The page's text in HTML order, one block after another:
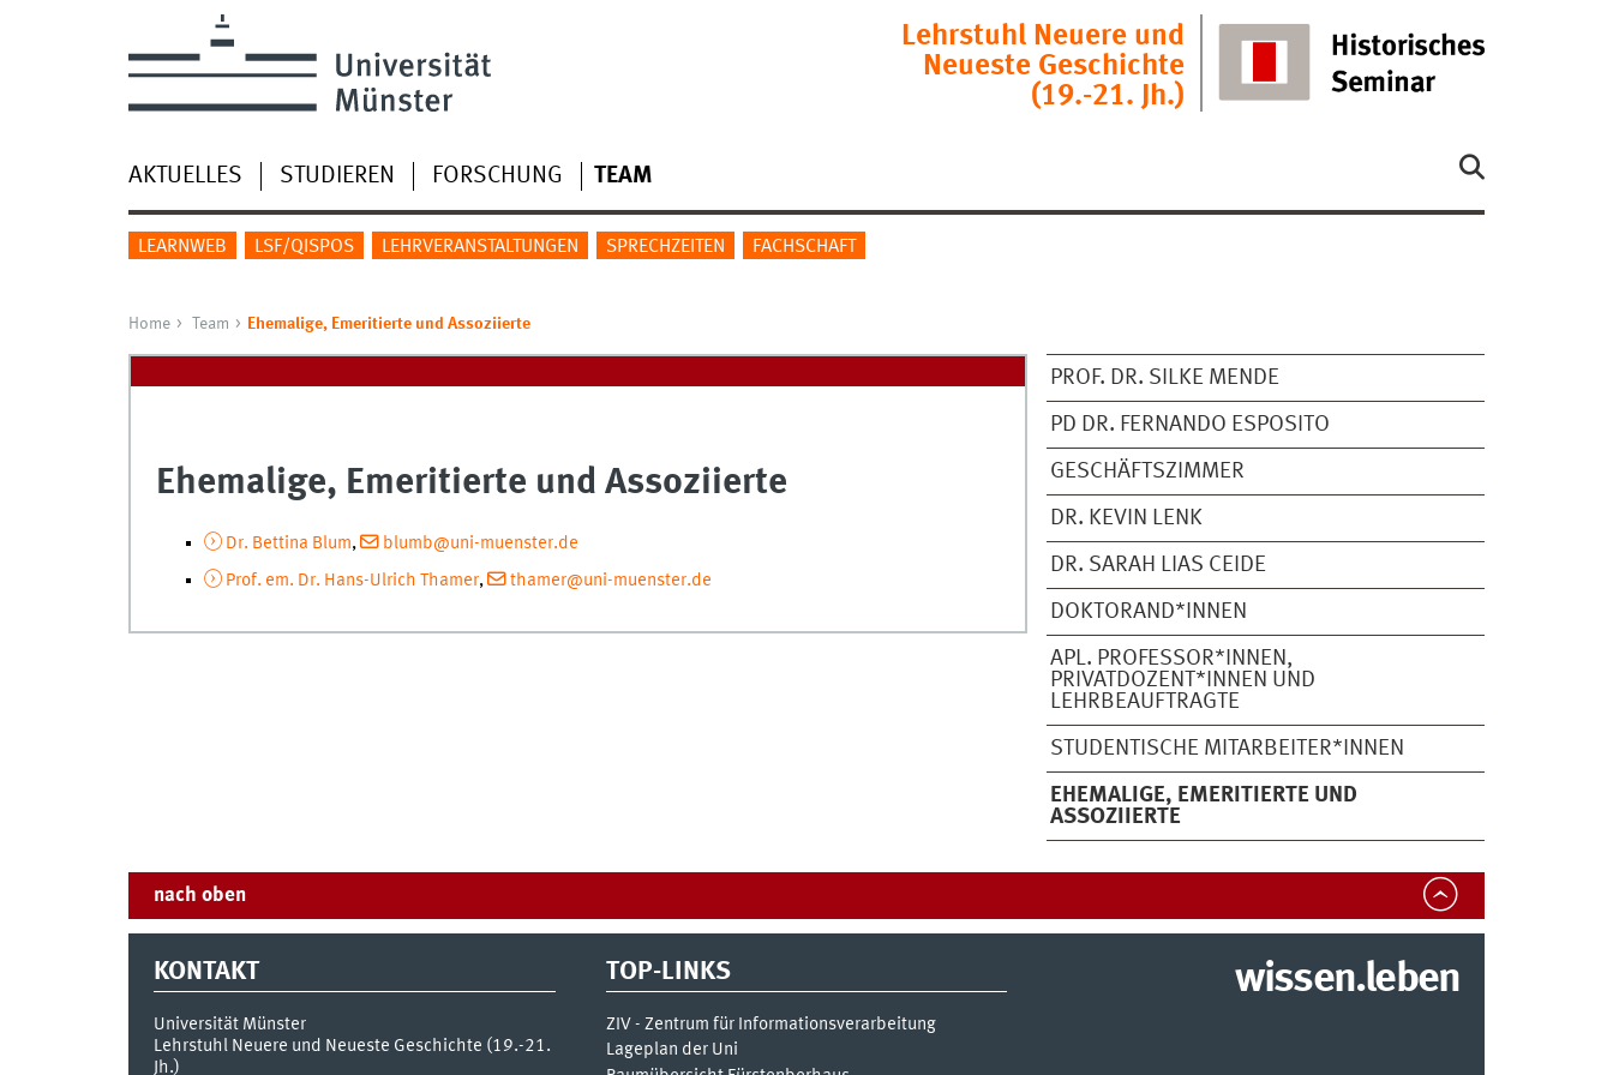
Lehrstuhl Neuere und
Neueste Geschichte
(19.-21. Jh.)
AKTUELLES STUDIEREN FORSCHUNG TEAM
LEARNWEB LSF/QISPOS LEHRVERANSTALTUNGEN SPRECHZEITEN FACHSCHAFT
Home Team Ehemalige, Emeritierte und Assoziierte
PROF. DR. SILKE MENDE
PD DR. FERNANDO ESPOSITO
GESCHÄFTSZIMMER
DR. KEVIN LENK
DR. SARAH LIAS CEIDE
DOKTORAND*INNEN
APL. PROFESSOR*INNEN,
PRIVATDOZENT*INNEN UND
LEHRBEAUFTRAGTE
STUDENTISCHE MITARBEITER*INNEN
EHEMALIGE, EMERITIERTE UND
ASSOZIIERTE
Ehemalige, Emeritierte und Assoziierte
Dr. Bettina Blum,
blumb@uni-muenster.de
Prof. em. Dr. Hans-Ulrich Thamer, thamer@uni-muenster.de
nach oben
KONTAKT
Universität Münster
Lehrstuhl Neuere und Neueste Geschichte (19.-21.
Jh.)
TOP-LINKS
ZIV - Zentrum für Informationsverarbeitung
Lageplan der Uni
wissen.leben